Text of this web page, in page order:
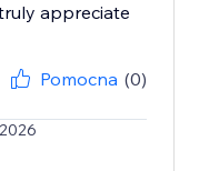
appreciate
Pomocna (0)